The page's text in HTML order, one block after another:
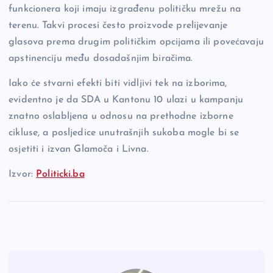
funkcionera koji imaju izgrađenu političku mrežu na
terenu. Takvi procesi često proizvode prelijevanje
glasova prema drugim političkim opcijama ili povećavaju
apstinenciju među dosadašnjim biračima.
Iako će stvarni efekti biti vidljivi tek na izborima,
evidentno je da SDA u Kantonu 10 ulazi u kampanju
znatno oslabljena u odnosu na prethodne izborne
cikluse, a posljedice unutrašnjih sukoba mogle bi se
osjetiti i izvan Glamoča i Livna.
Izvor: Politicki.ba